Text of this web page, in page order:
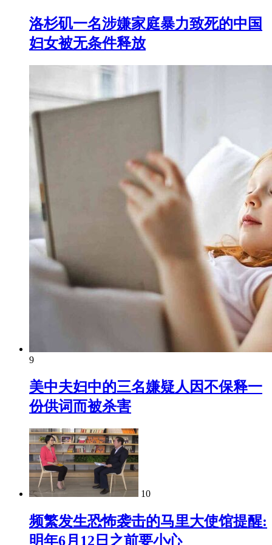
洛杉矶一名涉嫌家庭暴力致死的中国
妇女被无条件释放
9
美中夫妇中的三名嫌疑人因不保释一
份供词而被杀害
10
频繁发生恐怖袭击的马里大使馆提醒:
明年6月12日之前要小心